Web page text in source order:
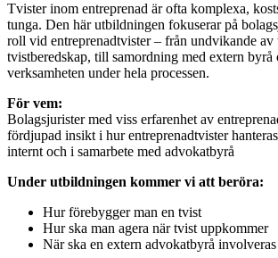
Tvister inom entreprenad är ofta komplexa,
tunga. Den här utbildningen fokuserar på
roll vid entreprenadtvister – från undvikande
tvistberedskap, till samordning med extern byrå
verksamheten under hela processen.
För vem:
Bolagsjurister med viss erfarenhet av
fördjupad insikt i hur entreprenadtvister
internt och i samarbete med advokatbyrå
Under utbildningen kommer vi att beröra:
Hur förebygger man en tvist
Hur ska man agera när tvist uppkommer
När ska en extern advokatbyrå